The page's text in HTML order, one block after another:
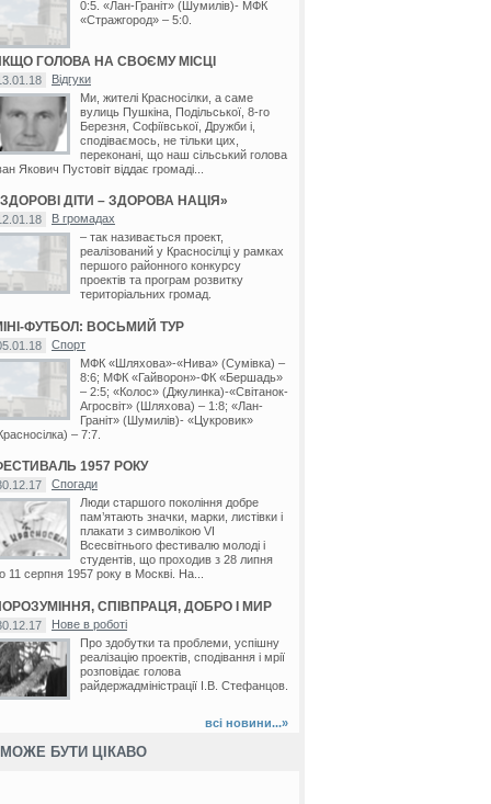
Глинське Джулинка/Дяківка/Красносілка/Лісниче
0:5. «Лан-Граніт» (Шумилів)- МФК
«Стражгород» – 5:0.
ГОЛОВА НА СВОЄМУ МІСЦІ
Відгуки
Ми, жителі Красносілки, а саме
вулиць Пушкіна, Подільської, 8-го
Березня, Софіївської, Дружби і,
сподіваємось, не тільки цих,
переконані, що наш сільський голова
Якович Пустовіт віддає громаді...
ДІТИ – ЗДОРОВА НАЦІЯ»
В громадах
– так називається проект,
реалізований у Красносілці у рамках
першого районного конкурсу
проектів та програм розвитку
територіальних громад.
ФУТБОЛ: ВОСЬМИЙ ТУР
Спорт
МФК «Шляхова»-«Нива» (Сумівка) –
8:6; МФК «Гайворон»-ФК «Бершадь»
– 2:5; «Колос» (Джулинка)-«Світанок-
Агросвіт» (Шляхова) – 1:8; «Лан-
Граніт» (Шумилів)- «Цукровик»
– 7:7.
1957 РОКУ
Спогади
Люди старшого покоління добре
пам’ятають значки, марки, листівки і
плакати з символікою VI
Всесвітнього фестивалю молоді і
студентів, що проходив з 28 липня
11 серпня 1957 року в Москві. На...
СПІВПРАЦЯ, ДОБРО І МИР
Нове в роботі
Про здобутки та проблеми, успішну
реалізацію проектів, сподівання і мрії
розповідає голова
райдержадміністрації І.В. Стефанцов.
всі новини...»
МОЖЕ БУТИ ЦІКАВО